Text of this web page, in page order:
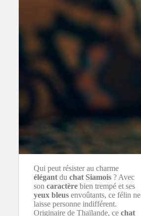
Qui peut résister au charme
élégant du chat Siamois ? Avec
son caractère bien trempé et ses
yeux bleus envoûtants, ce félin ne
laisse personne indifférent.
Originaire de Thaïlande, ce chat